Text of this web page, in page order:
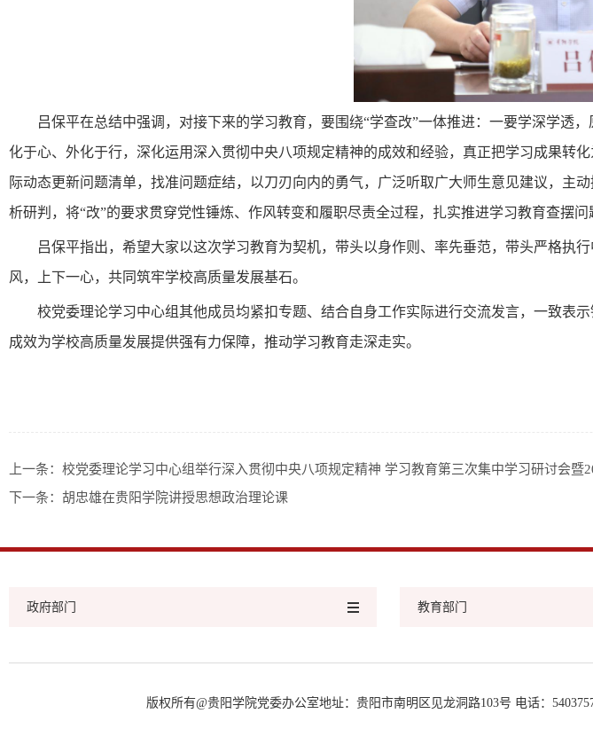
吕保平在总结中强调，对接下来的学习教育，要围绕“学查改”一体推进：一要学深学透
化于心、外化于行，深化运用深入贯彻中央八项规定精神的成效和经验，真正把学习成果转
际动态更新问题清单，找准问题症结，以刀刃向内的勇气，广泛听取广大师生意见建议，
析研判，将“改”的要求贯穿党性锤炼、作风转变和履职尽责全过程，扎实推进学习教育查摆
吕保平指出，希望大家以这次学习教育为契机，带头以身作则、率先垂范，带头严格执
风，上下一心，共同筑牢学校高质量发展基石。
校党委理论学习中心组其他成员均紧扣专题、结合自身工作实际进行交流发言，一致表
成效为学校高质量发展提供强有力保障，推动学习教育走深走实。
上一条： 校党委理论学习中心组举行深入贯彻中央八项规定精神 学习教育第三次集中学习研讨会暨
下一条： 胡忠雄在贵阳学院讲授思想政治理论课
政府部门 教育部门
版权所有@贵阳学院党委办公室地址：贵阳市南明区见龙洞路103号 电话：